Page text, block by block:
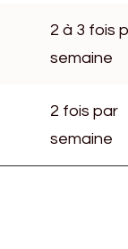
2 à 3 fois
semaine
2 fois par
semaine